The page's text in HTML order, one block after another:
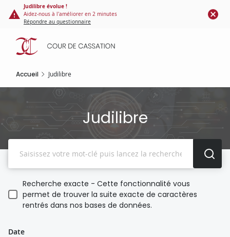
Panneau de gestion des cookies
contenu
principal
Judilibre évolue !
Aidez-nous à l'améliorer en 2 minutes
Répondre au questionnaire
Accueil Judilibre
Judilibre
Recherche exacte - Cette fonctionnalité vous
permet de trouver la suite exacte de caractères
rentrés dans nos bases de données.
Date